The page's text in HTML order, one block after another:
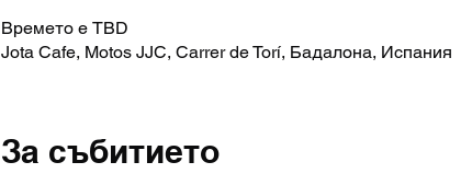
Времето е TBD
Jota Cafe, Motos JJC, Carrer de Torí, Бадалона, Испания
За събитието